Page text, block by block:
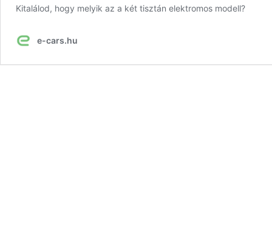
Kitalálod, hogy melyik az a két tisztán elektromos modell?
e-cars.hu